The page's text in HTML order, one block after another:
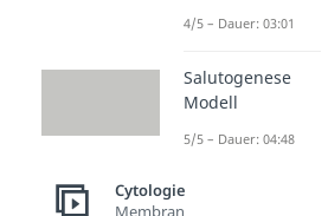
dann nur noch
bedeutet, er
möglich. Viele
deines Gehirns
ermöglichen. Ab
4/5 – Dauer: 03:01
Salutogenese
Modell
5/5 – Dauer: 04:48
Cytologie
Membran